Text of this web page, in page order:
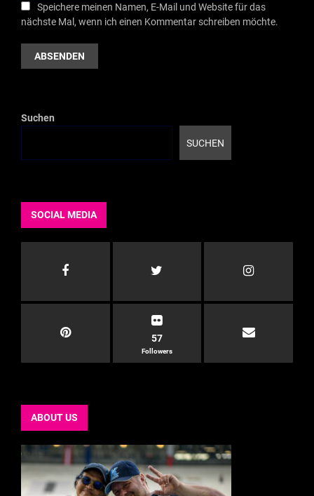
Speichere meinen Namen, E-Mail und Website für das
nächste Mal, wenn ich einen Kommentar schreiben möchte.
Suchen
SUCHEN
SOCIAL MEDIA
57
Followers
ABOUT US